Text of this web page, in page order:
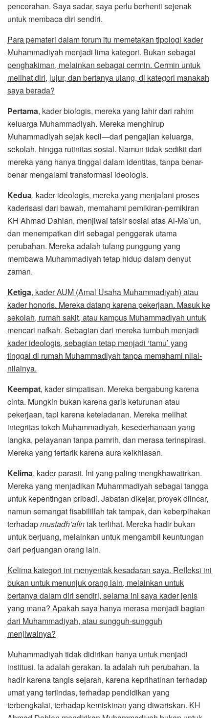
pencerahan. Saya sadar, saya perlu berhenti sejenak
untuk membaca diri sendiri.
Para pemateri dalam forum itu memetakan tipologi kader
Muhammadiyah menjadi lima kategori. Bukan sebagai
penghakiman, melainkan sebagai cermin. Cermin untuk
melihat diri, jujur, dan bertanya ulang, di kategori manakah
saya berada?
Pertama, kader biologis, mereka yang lahir dari rahim
keluarga Muhammadiyah. Mereka menghirup
Muhammadiyah sejak kecil—dari pengajian keluarga,
sekolah, hingga rutinitas sosial. Namun tidak sedikit dari
mereka yang hanya tinggal dalam identitas, tanpa benar-
benar mengalami transformasi ideologis.
Kedua, kader ideologis, mereka yang menjalani proses
kaderisasi dari bawah, memahami pemikiran-pemikiran
KH Ahmad Dahlan, menjiwai tafsir sosial atas Al-Ma’un,
dan menempatkan diri sebagai penggerak utama
perubahan. Mereka adalah tulang punggung yang
membawa Muhammadiyah tetap hidup dalam denyut
zaman.
Ketiga, kader AUM (Amal Usaha Muhammadiyah) atau
kader honoris. Mereka datang karena pekerjaan. Masuk ke
sekolah, rumah sakit, atau kampus Muhammadiyah untuk
mencari nafkah. Sebagian dari mereka tumbuh menjadi
kader ideologis, sebagian tetap menjadi ‘tamu’ yang
tinggal di rumah Muhammadiyah tanpa memahami nilai-
nilainya.
Keempat, kader simpatisan. Mereka bergabung karena
cinta. Mungkin bukan karena garis keturunan atau
pekerjaan, tapi karena keteladanan. Mereka melihat
integritas tokoh Muhammadiyah, kesederhanaan yang
langka, pelayanan tanpa pamrih, dan merasa terinspirasi.
Mereka yang tertarik karena aura keikhlasan.
Kelima, kader parasit. Ini yang paling mengkhawatirkan.
Mereka yang menjadikan Muhammadiyah sebagai tangga
untuk kepentingan pribadi. Jabatan dikejar, proyek diincar,
namun semangat fisabilillah tak tampak, dan keberpihakan
terhadapmustadh’afintak terlihat. Mereka hadir bukan
untuk berjuang, melainkan untuk mengambil keuntungan
dari perjuangan orang lain.
Kelima kategori ini menyentak kesadaran saya. Refleksi ini
bukan untuk menunjuk orang lain, melainkan untuk
bertanya dalam diri sendiri, selama ini saya kader jenis
yang mana? Apakah saya hanya merasa menjadi bagian
dari Muhammadiyah, atau sungguh-sungguh
menjiwainya?
Muhammadiyah tidak didirikan hanya untuk menjadi
institusi. Ia adalah gerakan. Ia adalah ruh perubahan. Ia
hadir karena tangis sejarah, karena keprihatinan terhadap
umat yang tertindas, terhadap pendidikan yang
terbengkalai, terhadap kemiskinan yang diwariskan. KH